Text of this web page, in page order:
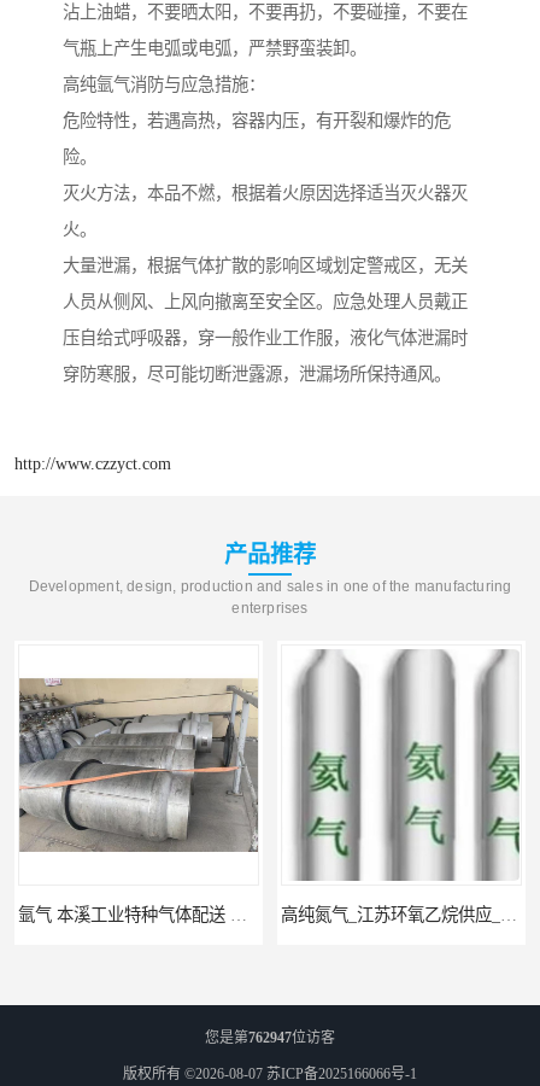
沾上油蜡，不要晒太阳，不要再扔，不要碰撞，不要在
气瓶上产生电弧或电弧，严禁野蛮装卸。
高纯氩气消防与应急措施：
危险特性，若遇高热，容器内压，有开裂和爆炸的危
险。
灭火方法，本品不燃，根据着火原因选择适当灭火器灭
火。
大量泄漏，根据气体扩散的影响区域划定警戒区，无关
人员从侧风、上风向撤离至安全区。应急处理人员戴正
压自给式呼吸器，穿一般作业工作服，液化气体泄漏时
穿防寒服，尽可能切断泄露源，泄漏场所保持通风。
http://www.czzyct.com
产品推荐
Development, design, production and sales in one of the manufacturing
enterprises
您是第762947位访客
版权所有 ©2026-08-07 苏ICP备2025166066号-1